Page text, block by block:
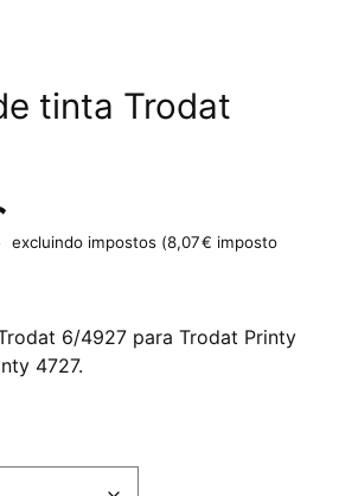
tinta Trodat
excluindo impostos (8,07€ imposto
6/4927 para Trodat Printy
4727.